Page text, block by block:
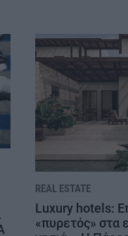
REAL ESTATE
Luxury hotels:
«πυρετός» στα